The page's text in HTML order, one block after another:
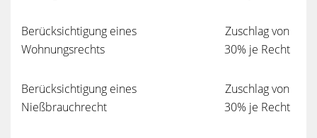
Berücksichtigung eines
Wohnungsrechts
Zuschlag von
30% je Recht
Berücksichtigung eines
Nießbrauchrecht
Zuschlag von
30% je Recht